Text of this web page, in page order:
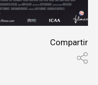
Compartir